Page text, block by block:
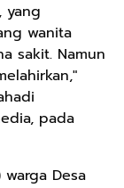
yang
wanita
sakit. Namun
pada
Desa